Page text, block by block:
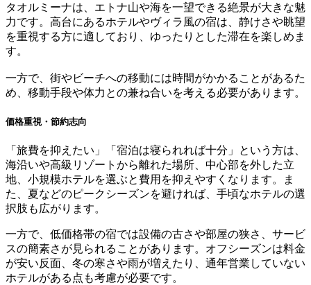
タオルミーナは、エトナ山や海を一望できる絶景が大きな魅
力です。高台にあるホテルやヴィラ風の宿は、静けさや眺望
を重視する方に適しており、ゆったりとした滞在を楽しめま
す。
一方で、街やビーチへの移動には時間がかかることがあるた
め、移動手段や体力との兼ね合いを考える必要があります。
価格重視・節約志向
「旅費を抑えたい」「宿泊は寝られれば十分」という方は、
海沿いや高級リゾートから離れた場所、中心部を外した立
地、小規模ホテルを選ぶと費用を抑えやすくなります。ま
た、夏などのピークシーズンを避ければ、手頃なホテルの選
択肢も広がります。
一方で、低価格帯の宿では設備の古さや部屋の狭さ、サービ
スの簡素さが見られることがあります。オフシーズンは料金
が安い反面、冬の寒さや雨が増えたり、通年営業していない
ホテルがある点も考慮が必要です。